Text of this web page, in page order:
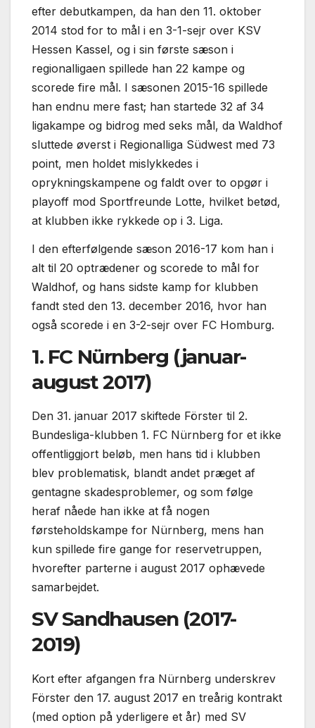
efter debutkampen, da han den 11. oktober
2014 stod for to mål i en 3-1-sejr over KSV
Hessen Kassel, og i sin første sæson i
regionalligaen spillede han 22 kampe og
scorede fire mål. I sæsonen 2015-16 spillede
han endnu mere fast; han startede 32 af 34
ligakampe og bidrog med seks mål, da Waldhof
sluttede øverst i Regionalliga Südwest med 73
point, men holdet mislykkedes i
oprykningskampene og faldt over to opgør i
playoff mod Sportfreunde Lotte, hvilket betød,
at klubben ikke rykkede op i 3. Liga.
I den efterfølgende sæson 2016-17 kom han i
alt til 20 optrædener og scorede to mål for
Waldhof, og hans sidste kamp for klubben
fandt sted den 13. december 2016, hvor han
også scorede i en 3-2-sejr over FC Homburg.
1. FC Nürnberg (januar-
august 2017)
Den 31. januar 2017 skiftede Förster til 2.
Bundesliga-klubben 1. FC Nürnberg for et ikke
offentliggjort beløb, men hans tid i klubben
blev problematisk, blandt andet præget af
gentagne skadesproblemer, og som følge
heraf nåede han ikke at få nogen
førsteholdskampe for Nürnberg, mens han
kun spillede fire gange for reservetruppen,
hvorefter parterne i august 2017 ophævede
samarbejdet.
SV Sandhausen (2017-
2019)
Kort efter afgangen fra Nürnberg underskrev
Förster den 17. august 2017 en treårig kontrakt
(med option på yderligere et år) med SV